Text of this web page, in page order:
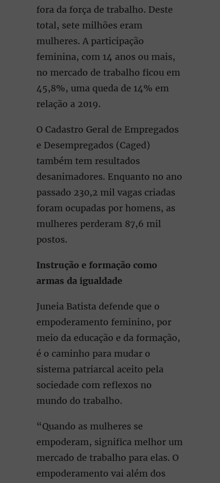
fora da força de trabalho. Deste
total, sete milhões eram
mulheres. A participação
feminina, com 14 anos ou mais,
no mercado de trabalho ficou em
45,8%, uma queda de 14% em
relação a 2019.
O Cadastro Geral de Empregados
e Desempregados (Caged)
também tem resultados
desanimadores. Enquanto no ano
passado 230,2 mil vagas criadas
foram ocupadas por homens, as
mulheres perderam 87,6 mil
postos.
Instrução e formação como
armas da igualdade
Juneia Batista defende que o
empoderamento feminino, por
meio da educação e da formação,
é o caminho para mudar o
sistema patriarcal aceito pela
sociedade com reflexos no
mundo do trabalho.
“Quando as mulheres se
empoderam, significa melhor um
mercado de trabalho para elas. O
empoderamento vai além dos